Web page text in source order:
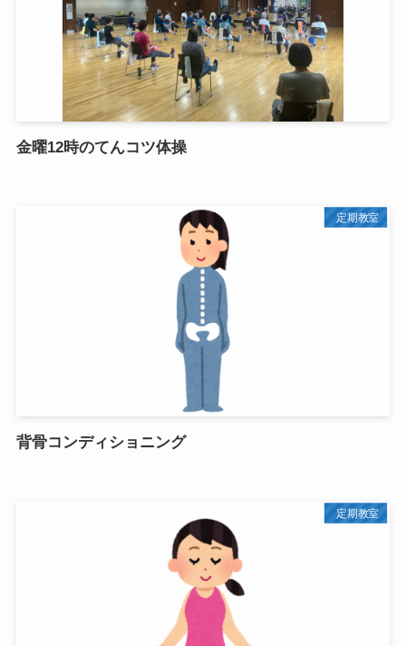
金曜12時のてんコツ体操
定期教室
背骨コンディショニング
定期教室